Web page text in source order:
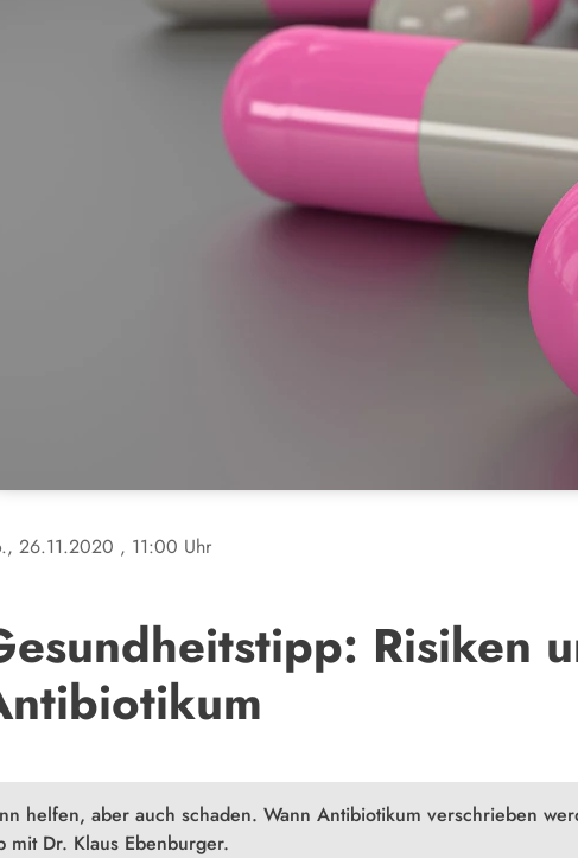
26.11.2020 , 11:00 Uhr
Risiken
helfen, aber auch schaden. Wann Antibiotikum verschrieben
mit Dr. Klaus Ebenburger.